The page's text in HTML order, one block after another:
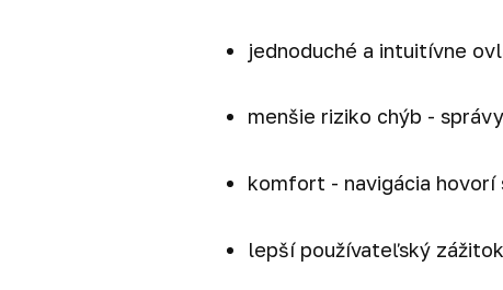
jednoduché a intuitívne
menšie riziko chýb -
komfort - navigácia
lepší používateľský zážitok